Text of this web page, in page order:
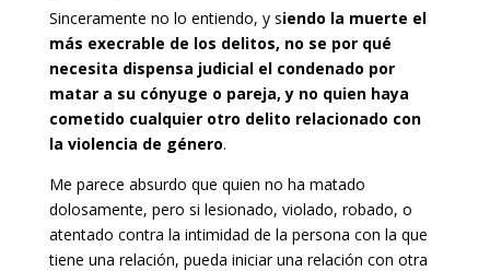
Sinceramente no lo entiendo, y siendo la muerte el
más execrable de los delitos, no se por qué
necesita dispensa judicial el condenado por
matar a su cónyuge o pareja, y no quien haya
cometido cualquier otro delito relacionado con
la violencia de género.
Me parece absurdo que quien no ha matado
dolosamente, pero si lesionado, violado, robado, o
atentado contra la intimidad de la persona con la que
tiene una relación, pueda iniciar una relación con otra